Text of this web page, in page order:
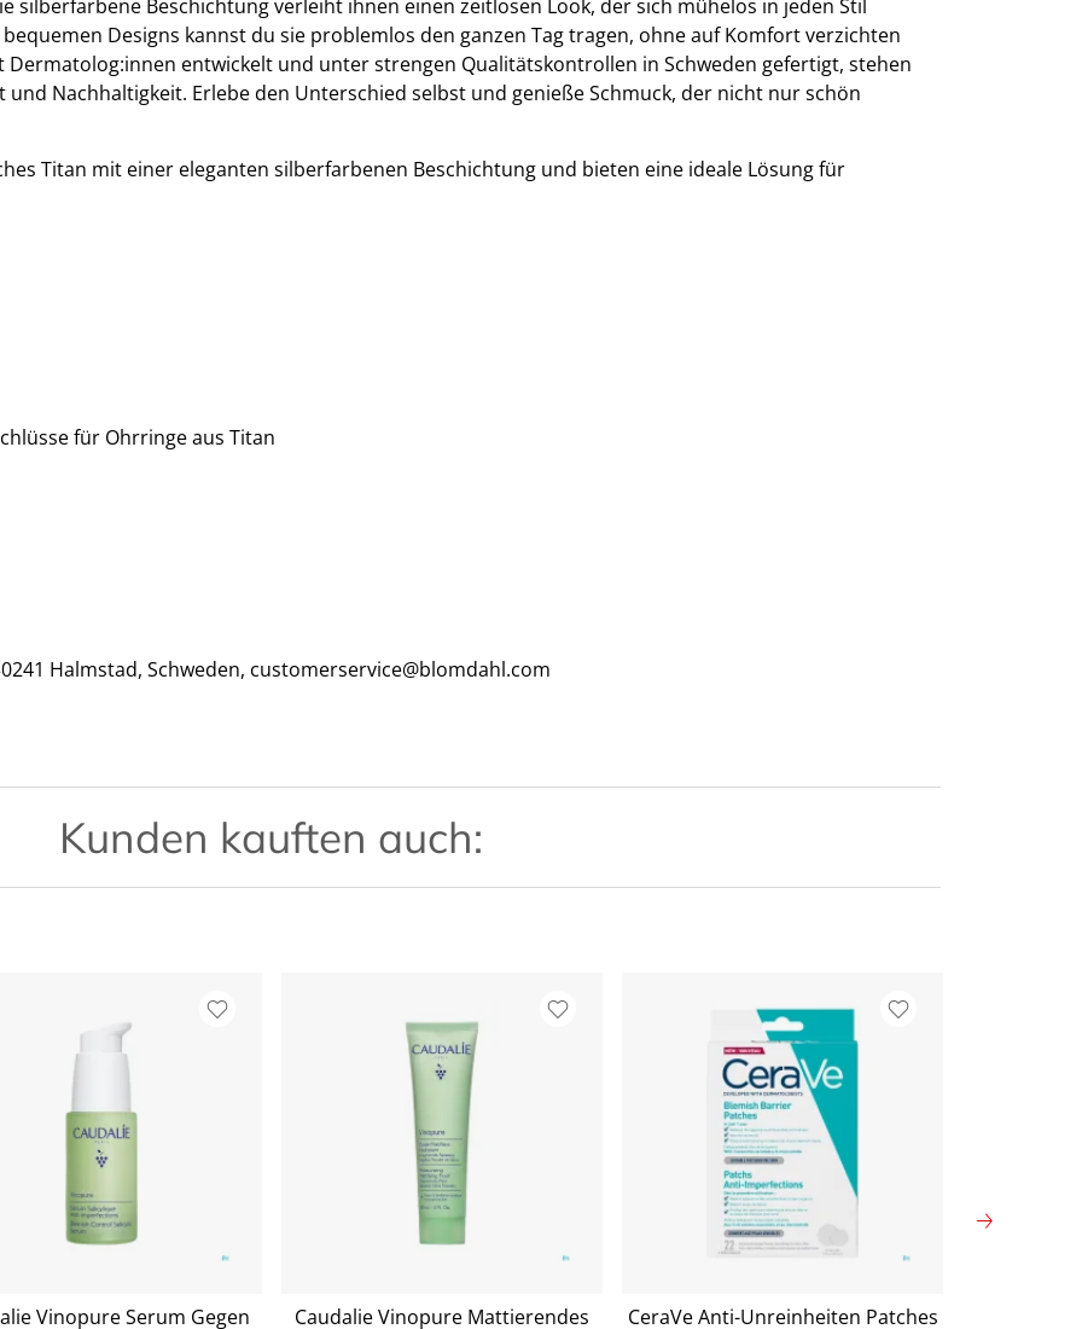
silberfarbene Beschichtung verleiht ihnen einen zeitlosen Look, der sich mühelos in jeden Stil
Designs kannst du sie problemlos den ganzen Tag tragen, ohne auf Komfort verzichten
entwickelt und unter strengen Qualitätskontrollen in Schweden gefertigt, stehen
Nachhaltigkeit. Erlebe den Unterschied selbst und genieße Schmuck, der nicht nur schön
Titan mit einer eleganten silberfarbenen Beschichtung und bieten eine ideale Lösung für
für Ohrringe aus Titan
Halmstad, Schweden, customerservice@blomdahl.com
Kunden kauften auch:
Vinopure Serum Gegen
Caudalie Vinopure Mattierendes
CeraVe Anti-Unreinheiten Patches